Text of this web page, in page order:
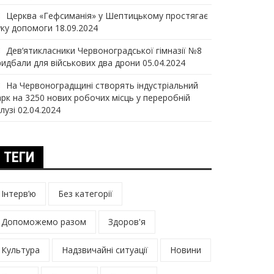
Церква «Гефсиманія» у Шептицькому простягає
допомоги 18.09.2024
Дев‘ятикласники Червоноградської гімназії №8
для військових два дрони 05.04.2024
На Червоноградщині створять індустріальний
на 3250 нових робочих місць у переробній
02.04.2024
ТЕГИ
Інтерв’ю Без категорії
Допоможемо разом Здоров'я
Культура Надзвичайні ситуації Новини